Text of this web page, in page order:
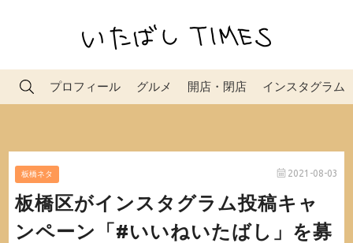
プロフィール グルメ 開店・閉店 インスタグラム
板橋ネタ 2021-08-03
板橋区がインスタグラム投稿キャ
ンペーン「#いいねいたばし」を募